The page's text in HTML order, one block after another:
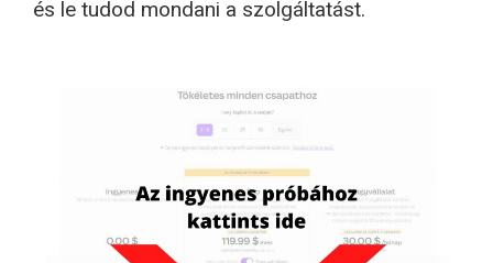
és le tudod mondani a szolgáltatást.